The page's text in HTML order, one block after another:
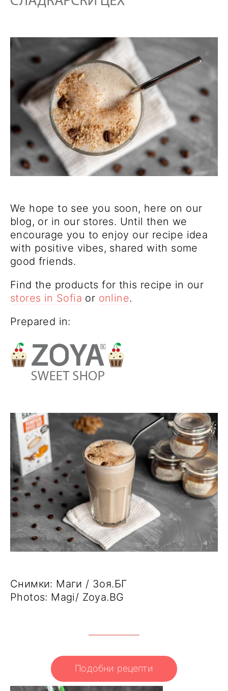
We hope to see you soon, here on our
blog, or in our stores. Until then we
encourage you to enjoy our recipe idea
with positive vibes, shared with some
good friends.
Find the products for this recipe in our
stores in Sofia or online.
Prepared in:
Снимки: Маги / Зоя.БГ
Photos: Magi/ Zoya.BG
Подобни рецепти